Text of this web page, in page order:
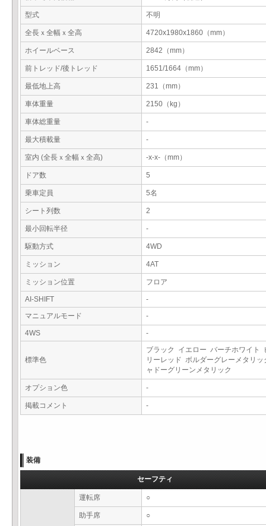
型式 不明
全長ｘ全幅ｘ全高 4720x1980x1860（mm）
ホイールベース 2842（mm）
前トレッド/後トレッド 1651/1664（mm）
最低地上高 231（mm）
車体重量 2150（kg）
車体総重量 -
最大積載量 -
室内 (全長ｘ全幅ｘ全高) -x-x-（mm）
ドア数 5
乗車定員 5名
シート列数 2
最小回転半径 -
駆動方式 4WD
ミッション 4AT
ミッション位置 フロア
AI-SHIFT
-
マニュアルモード
-
4WS -
標準色
ブラック イエロー バーチホワイト
リーレッド ボルダーグレーメタリ
ャドーグリーンメタリック
オプション色 -
掲載コメント -
装備
セーフティ
運転席 ○
助手席 ○